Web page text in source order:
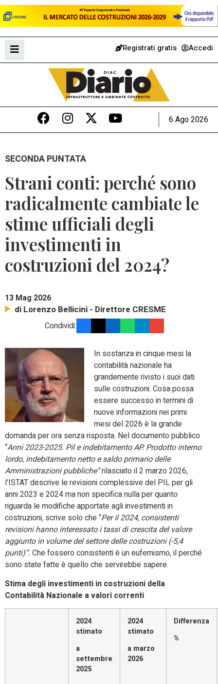
Registrati gratis Accedi
6 Ago 2026
SECONDA PUNTATA
Strani conti: perché sono
radicalmente cambiate le
stime ufficiali degli
investimenti in
costruzioni del 2024?
13 Mag 2026
di Lorenzo Bellicini - Direttore CRESME
Condividi:
In sostanza in cinque mesi la
contabilità nazionale ha
grandemente rivisto i suoi dati
sulle costruzioni. Cosa possa
essere successo in termini di
nuove informazioni nei primi
mesi del 2026 è la grande
domanda per ora senza risposta. Nel documento pubblico
“Anni 2023-2025. Pil e indebitamento AP. Prodotto interno
lordo, indebitamento netto e saldo primario delle
Amministrazioni pubbliche”rilasciato il 2 marzo 2026,
l’ISTAT descrive le revisioni complessive del PIL per gli
anni 2023 e 2024 ma non specifica nulla per quanto
riguarda le modifiche apportate agli investimenti in
costruzioni, scrive solo che “Per il 2024, consistenti
revisioni hanno interessato i tassi di crescita del valore
aggiunto in volume del settore delle costruzioni (-5,4
punti)”. Che fossero consistenti è un eufemismo, il perché
sono state fatte è quello che servirebbe sapere.
Stima degli investimenti in costruzioni della
Contabilità Nazionale a valori correnti
2024
stimato
a
settembre
2025
2024
stimato
a marzo
2026
Differenza
%